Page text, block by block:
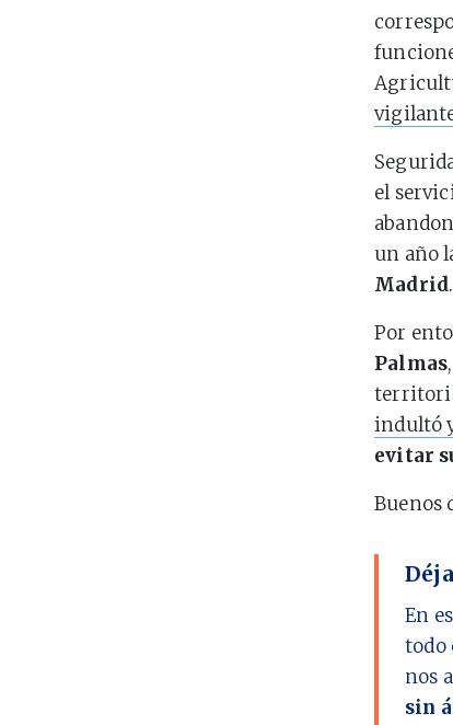
el
un año
Madrid.
Por
Palmas
indultó
evitar
Buenos
En
todo
nos
sin